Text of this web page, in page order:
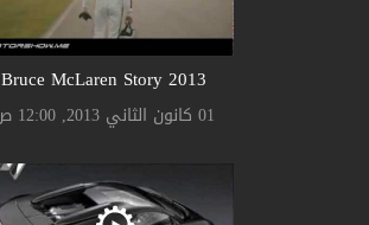
Bruce McLaren Story 2013
01 كانون الثاني 2013, 12:00 ص